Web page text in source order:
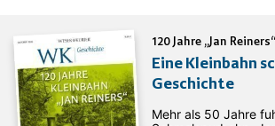
120 Jahre „Jan Reiners“
Eine Kleinbahn
Geschichte
Mehr als 50 Jahre